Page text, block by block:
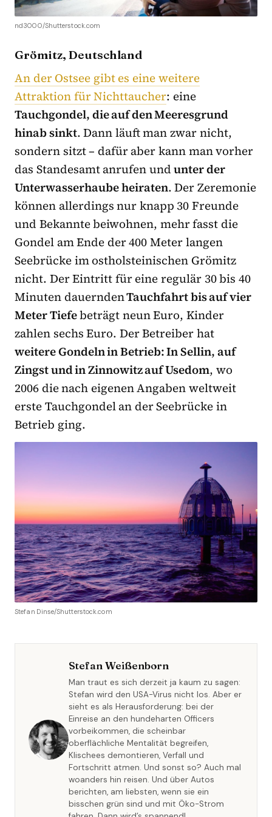
nd3000/Shutterstock.com
Grömitz, Deutschland
An der Ostsee gibt es eine weitere
Attraktion für Nichttaucher: eine
Tauchgondel, die auf den Meeresgrund
hinab sinkt. Dann läuft man zwar nicht,
sondern sitzt – dafür aber kann man vorher
das Standesamt anrufen undunter der
Unterwasserhaube heiraten. Der Zeremonie
können allerdings nur knapp 30 Freunde
und Bekannte beiwohnen, mehr fasst die
Gondel am Ende der 400 Meter langen
Seebrücke im ostholsteinischen Grömitz
nicht. Der Eintritt für eine regulär 30 bis 40
Minuten dauerndenTauchfahrt bis auf vier
Meter Tiefebeträgt neun Euro, Kinder
zahlen sechs Euro. Der Betreiber hat
weitere Gondeln in Betrieb: In Sellin, auf
Zingst und in Zinnowitz auf Usedom, wo
2006 die nach eigenen Angaben weltweit
erste Tauchgondel an der Seebrücke in
Betrieb ging.
Stefan Dinse/Shutterstock.com
Stefan Weißenborn
Man traut es sich derzeit ja kaum zu sagen:
Stefan wird den USA-Virus nicht los. Aber er
sieht es als Herausforderung: bei der
Einreise an den hundeharten Officers
vorbeikommen, die scheinbar
oberflächliche Mentalität begreifen,
Klischees demontieren, Verfall und
Fortschritt atmen. Und sonst so? Auch mal
woanders hin reisen. Und über Autos
berichten, am liebsten, wenn sie ein
bisschen grün sind und mit Öko-Strom